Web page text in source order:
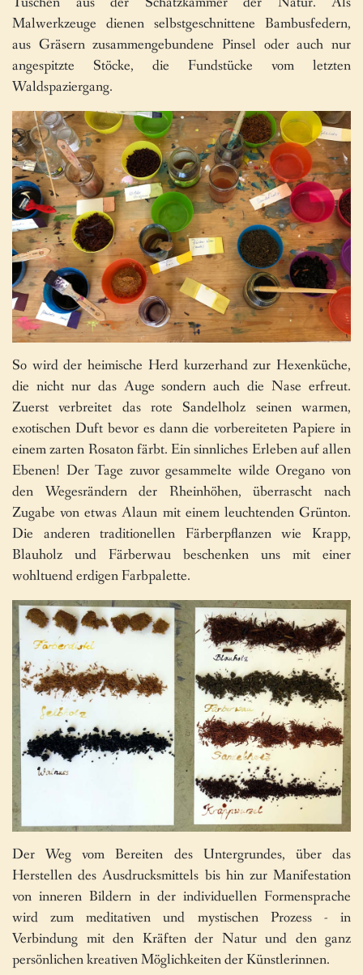
Malwerkzeuge dienen selbstgeschnittene Bambusfedern,
aus Gräsern zusammengebundene Pinsel oder auch nur
angespitzte Stöcke, die Fundstücke vom letzten
Waldspaziergang.
So wird der heimische Herd kurzerhand zur Hexenküche,
die nicht nur das Auge sondern auch die Nase erfreut.
Zuerst verbreitet das rote Sandelholz seinen warmen,
exotischen Duft bevor es dann die vorbereiteten Papiere in
einem zarten Rosaton färbt. Ein sinnliches Erleben auf allen
Ebenen! Der Tage zuvor gesammelte wilde Oregano von
den Wegesrändern der Rheinhöhen, überrascht nach
Zugabe von etwas Alaun mit einem leuchtenden Grünton.
Die anderen traditionellen Färberpflanzen wie Krapp,
Blauholz und Färberwau beschenken uns mit einer
wohltuend erdigen Farbpalette.
Der Weg vom Bereiten des Untergrundes, über das
Herstellen des Ausdrucksmittels bis hin zur Manifestation
von inneren Bildern in der individuellen Formensprache
wird zum meditativen und mystischen Prozess - in
Verbindung mit den Kräften der Natur und den ganz
persönlichen kreativen Möglichkeiten der Künstlerinnen.